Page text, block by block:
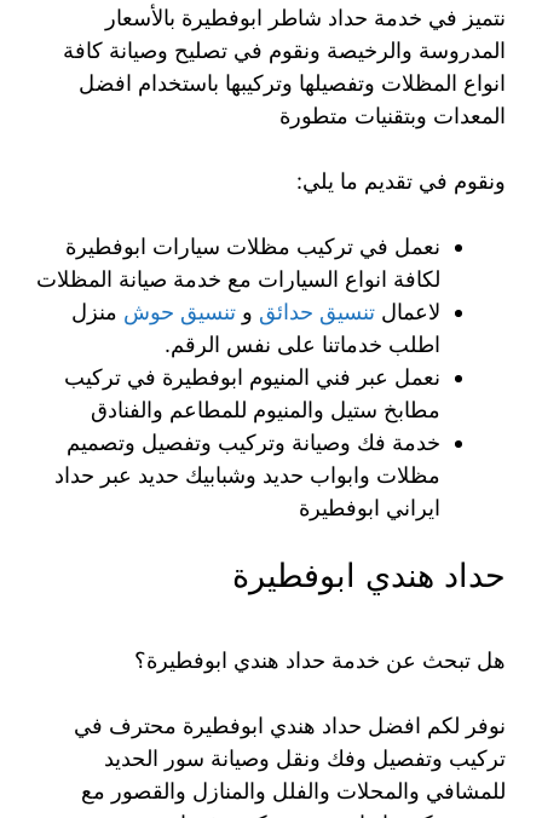
نتميز في خدمة حداد شاطر ابوفطيرة بالأسعار
المدروسة والرخيصة ونقوم في تصليح وصيانة كافة
انواع المظلات وتفصيلها وتركيبها باستخدام افضل
المعدات وبتقنيات متطورة
ونقوم في تقديم ما يلي:
نعمل في تركيب مظلات سيارات ابوفطيرة
لكافة انواع السيارات مع خدمة صيانة المظلات
لاعمال تنسيق حدائق و تنسيق حوش منزل
اطلب خدماتنا على نفس الرقم.
نعمل عبر فني المنيوم ابوفطيرة في تركيب
مطابخ ستيل والمنيوم للمطاعم والفنادق
خدمة فك وصيانة وتركيب وتفصيل وتصميم
مظلات وابواب حديد وشبابيك حديد عبر حداد
ايراني ابوفطيرة
حداد هندي ابوفطيرة
هل تبحث عن خدمة حداد هندي ابوفطيرة؟
نوفر لكم افضل حداد هندي ابوفطيرة محترف في
تركيب وتفصيل وفك ونقل وصيانة سور الحديد
للمشافي والمحلات والفلل والمنازل والقصور مع